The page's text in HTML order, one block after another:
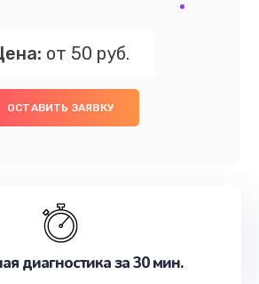
от 50 руб.
ОСТАВИТЬ ЗАЯВКУ
диагностика за 30 мин.